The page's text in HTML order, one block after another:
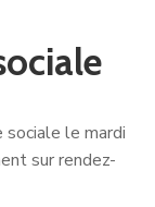
sociale le mardi
sur rendez-